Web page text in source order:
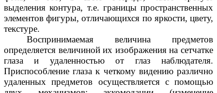
выделения контура, т.е. границы пространственных
элементов фигуры, отличающихся по яркости, цвету,
текстуре.
Воспринимаемая величина предметов
определяется величиной их изображения на сетчатке
глаза и удаленностью от глаз наблюдателя.
Приспособление глаза к четкому видению различно
удаленных предметов осуществляется с помощью